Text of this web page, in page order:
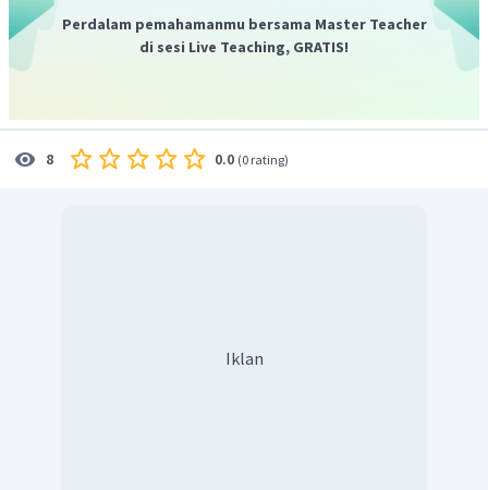
Perdalam pemahamanmu bersama Master Teacher
di sesi Live Teaching, GRATIS!
8 0.0 (0 rating)
Iklan